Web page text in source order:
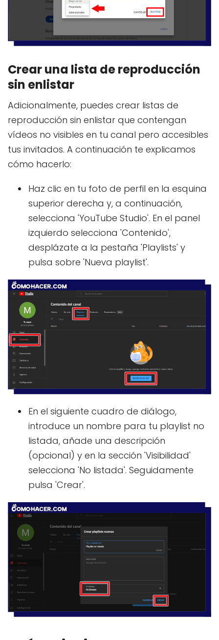
Crear una lista de reproducción
sin enlistar
Adicionalmente, puedes crear listas de
reproducción sin enlistar que contengan
vídeos no visibles en tu canal pero accesibles
tus invitados. A continuación te explicamos
cómo hacerlo:
Haz clic en tu foto de perfil en la esquina
superior derecha y, a continuación,
selecciona 'YouTube Studio'. En el panel
izquierdo selecciona 'Contenido',
desplázate a la pestaña 'Playlists' y
pulsa sobre 'Nueva playlist'.
En el siguiente cuadro de diálogo,
introduce un nombre para tu playlist no
listada, añade una descripción
(opcional) y en la sección 'Visibilidad'
selecciona 'No listada'. Seguidamente
pulsa 'Crear'.